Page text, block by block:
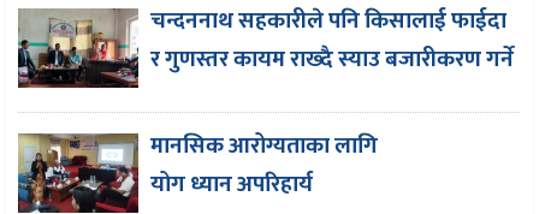
चन्दननाथ सहकारीले पनि किसालाई फाईदा
र गुणस्तर कायम राख्दै स्याउ बजारीकरण गर्ने
मानसिक आरोग्यताका लागि
योग ध्यान अपरिहार्य